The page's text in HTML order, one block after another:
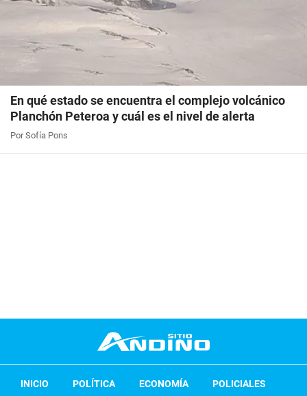
En qué estado se encuentra el complejo volcánico
Planchón Peteroa y cuál es el nivel de alerta
Por Sofía Pons
INICIO POLÍTICA ECONOMÍA POLICIALES